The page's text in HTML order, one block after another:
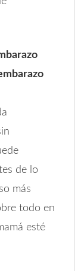
de lo
más
todo en
esté